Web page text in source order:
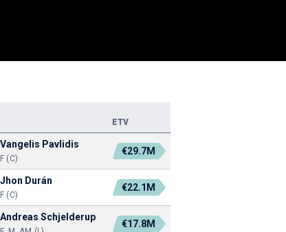
ETV
Vangelis Pavlidis
F (C)
€29.7M
Jhon Durán
F (C)
€22.1M
Andreas Schjelderup
€17.8M